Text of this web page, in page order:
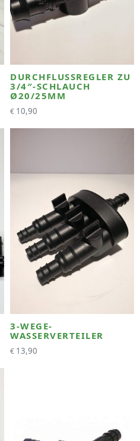
DURCHFLUSSREGLER ZU
3/4″-SCHLAUCH
Ø20/25MM
€ 10,90
3-WEGE-
WASSERVERTEILER
€ 13,90